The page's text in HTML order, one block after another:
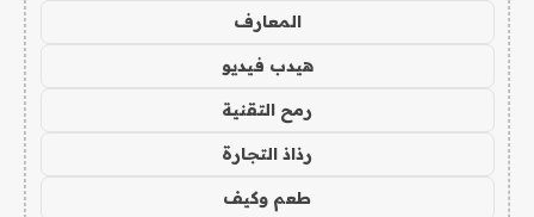
المعارف
هيدب فيديو
رمح التقنية
رذاذ التجارة
طعم وكيف